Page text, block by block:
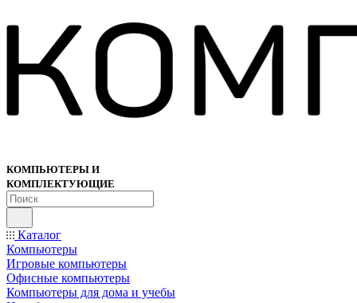
КОМПЬЮТЕРЫ И
КОМПЛЕКТУЮЩИЕ
Каталог
Компьютеры
Игровые компьютеры
Офисные компьютеры
Компьютеры для дома и учебы